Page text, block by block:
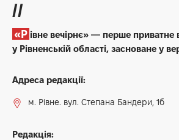
//
«Рівне вечірнє» — перше
у Рівненській області, засноване у
Адреса редакції:
м. Рівне. вул. Степана Бандери, 1б
Редакція: